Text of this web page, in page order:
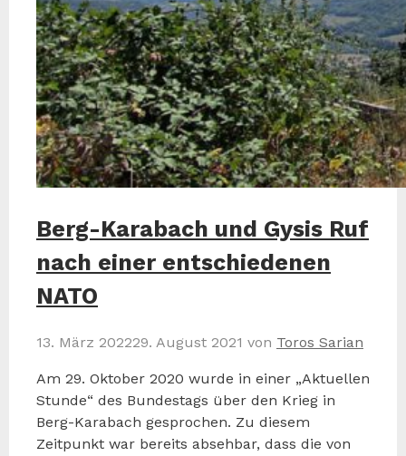
Berg-Karabach und Gysis Ruf
nach einer entschiedenen
NATO
13. März 202229. August 2021 von Toros Sarian
Am 29. Oktober 2020 wurde in einer „Aktuellen
Stunde“ des Bundestags über den Krieg in
Berg-Karabach gesprochen. Zu diesem
Zeitpunkt war bereits absehbar, dass die von